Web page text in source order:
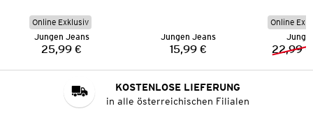
Online Exklusiv
Jungen Jeans
Preis:
25,99 €
Jungen Jeans
Preis:
15,99 €
Online
22,99 €
KOSTENLOSE LIEFERUNG
in alle österreichischen Filialen